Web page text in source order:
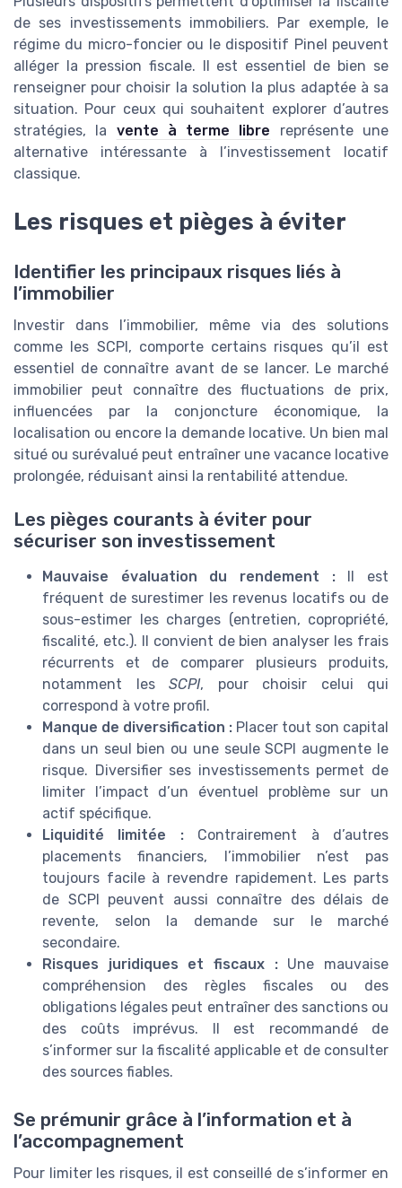
de ses investissements immobiliers. Par exemple, le
régime du micro-foncier ou le dispositif Pinel peuvent
alléger la pression fiscale. Il est essentiel de bien se
renseigner pour choisir la solution la plus adaptée à sa
situation. Pour ceux qui souhaitent explorer d’autres
stratégies, la vente à terme libre représente une
alternative intéressante à l’investissement locatif
classique.
Les risques et pièges à éviter
Identifier les principaux risques liés à
l’immobilier
Investir dans l’immobilier, même via des solutions
comme les SCPI, comporte certains risques qu’il est
essentiel de connaître avant de se lancer. Le marché
immobilier peut connaître des fluctuations de prix,
influencées par la conjoncture économique, la
localisation ou encore la demande locative. Un bien mal
situé ou surévalué peut entraîner une vacance locative
prolongée, réduisant ainsi la rentabilité attendue.
Les pièges courants à éviter pour
sécuriser son investissement
Mauvaise évaluation du rendement :Il est
fréquent de surestimer les revenus locatifs ou de
sous-estimer les charges (entretien, copropriété,
fiscalité, etc.). Il convient de bien analyser les frais
récurrents et de comparer plusieurs produits,
notamment les SCPI, pour choisir celui qui
correspond à votre profil.
Manque de diversification : Placer tout son capital
dans un seul bien ou une seule SCPI augmente le
risque. Diversifier ses investissements permet de
limiter l’impact d’un éventuel problème sur un
actif spécifique.
Liquidité limitée :Contrairement à d’autres
placements financiers, l’immobilier n’est pas
toujours facile à revendre rapidement. Les parts
de SCPI peuvent aussi connaître des délais de
revente, selon la demande sur le marché
secondaire.
Risques juridiques et fiscaux :Une mauvaise
compréhension des règles fiscales ou des
obligations légales peut entraîner des sanctions ou
des coûts imprévus. Il est recommandé de
s’informer sur la fiscalité applicable et de consulter
des sources fiables.
Se prémunir grâce à l’information et à
l’accompagnement
Pour limiter les risques, il est conseillé de s’informer en